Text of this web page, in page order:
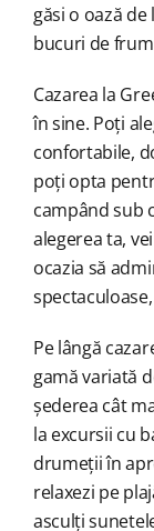
găsi o oază
bucuri de
Cazarea la
în sine. Poți
confortabile,
poți opta
campând sub
alegerea ta,
ocazia să
Pe lângă
gamă variată
șederea cât
la excursii cu
drumeții în
relaxezi pe
asculți